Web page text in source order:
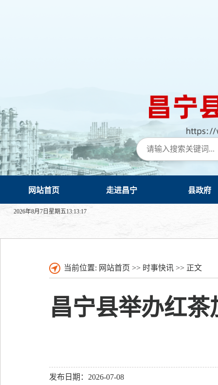
网站首页 走进昌宁 县政府
2026年8月7日星期五13:13:19
当前位置: 网站首页 >> 时事快讯 >> 正文
昌宁县举办红
发布日期：2026-07-08